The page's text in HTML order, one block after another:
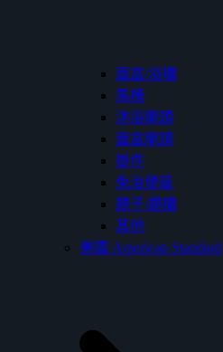
面盆/浴櫃
馬桶
沐浴龍頭
面盆龍頭
掛件
免治便座
鏡子/鏡櫃
其他
美國 American Standard